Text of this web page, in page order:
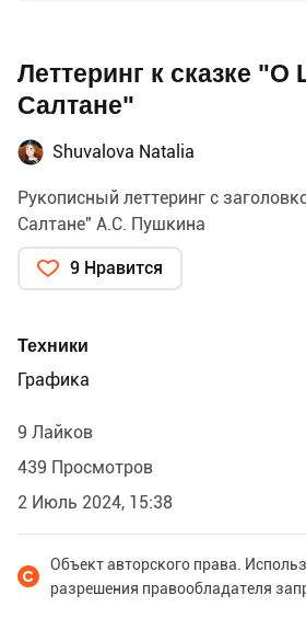
Леттеринг к сказке "О
Салтане"
Shuvalova Natalia
Рукописный леттеринг с
Салтане" А.С. Пушкина
9 Нравится
Техники
Графика
9 Лайков
439 Просмотров
2 Июль 2024, 15:38
Объект авторского права.
разрешения правообладателя